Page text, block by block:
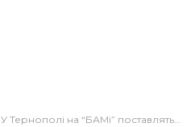
У Тернополі на “БАМі” поставлять вуличні тренажери